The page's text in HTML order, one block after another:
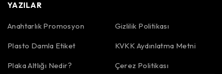
YAZILAR
Anahtarlık Promosyon
Plasto Damla Etiket
Plaka Altlığı Nedir?
Gizlilik Politikası
KVKK Aydınlatma Metni
Çerez Politikası